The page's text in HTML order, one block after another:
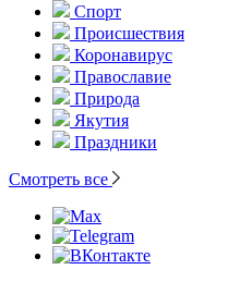
Спорт
Происшествия
Коронавирус
Православие
Природа
Якутия
Праздники
Смотреть все